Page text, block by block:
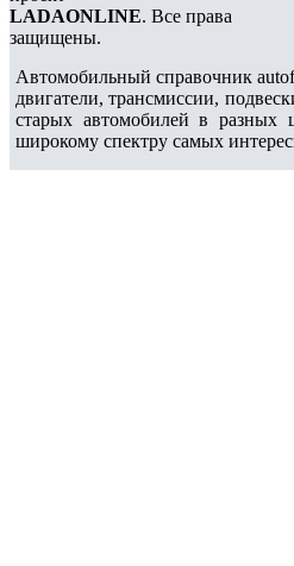
LADAONLINE. Все права
защищены.
Автомобильный справочник
двигатели, трансмиссии,
старых автомобилей в разных
широкому спектру самых